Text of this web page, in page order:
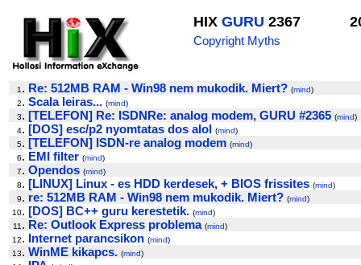
HIX GURU 2367
Copyright Myths
1 . Re: 512MB RAM - Win98 nem mukodik. Miert? (mind)
2. Scala leiras... (mind)
3. [TELEFON] Re: ISDNRe: analog modem, GURU #2365 (mind)
4. [DOS] esc/p2 nyomtatas dos alol (mind)
5. [TELEFON] ISDN-re analog modem (mind)
6. EMI filter (mind)
7. Opendos (mind)
8. [LINUX] Linux - es HDD kerdesek, + BIOS frissites (mind)
9. re: 512MB RAM - Win98 nem mukodik. Miert? (mind)
10. [DOS] BC++ guru kerestetik. (mind)
11 . Re: Outlook Express problema (mind)
12. Internet parancsikon (mind)
13. WinME kikapcs. (mind)